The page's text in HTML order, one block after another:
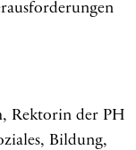
Rektorin der PH
Bildung,